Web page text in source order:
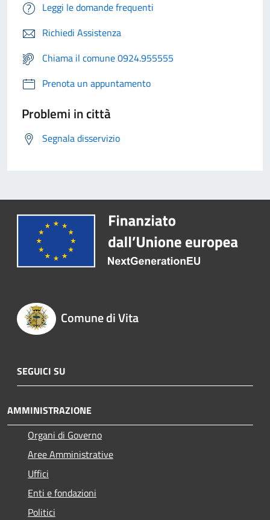
Leggi le domande frequenti
Richiedi Assistenza
Chiama il comune 0924.955555
Prenota un appuntamento
Problemi in città
Segnala disservizio
Comune di Vita
SEGUICI SU
AMMINISTRAZIONE
Organi di Governo
Aree Amministrative
Uffici
Enti e fondazioni
Politici